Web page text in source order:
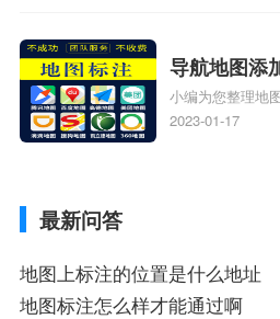
导航地图添
定位企业？
小编为您整理地
地图标注服务中
2023-01-17
最新问答
地图上标注的位置是什么地址
地图标注怎么样才能通过啊